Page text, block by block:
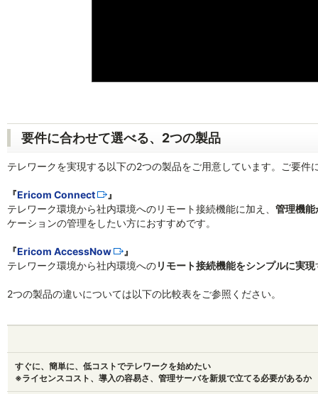
要件に合わせて選べる、2つの製品
テレワークを実現する以下の2つの製品をご用意しています。ご要
『Ericom Connect
』
テレワーク環境から社内環境へのリモート接続機能に加え、 管理機能
ケーションの管理をしたい方におすすめです。
『Ericom AccessNow
』
テレワーク環境から社内環境へのリモート接続機能をシンプルに実現
2つの製品の違いについては以下の比較表をご参照ください。
すぐに、簡単に、低コストでテレワークを始めたい
※ライセンスコスト、導入の容易さ、管理サーバを新規で立てる必要があるか